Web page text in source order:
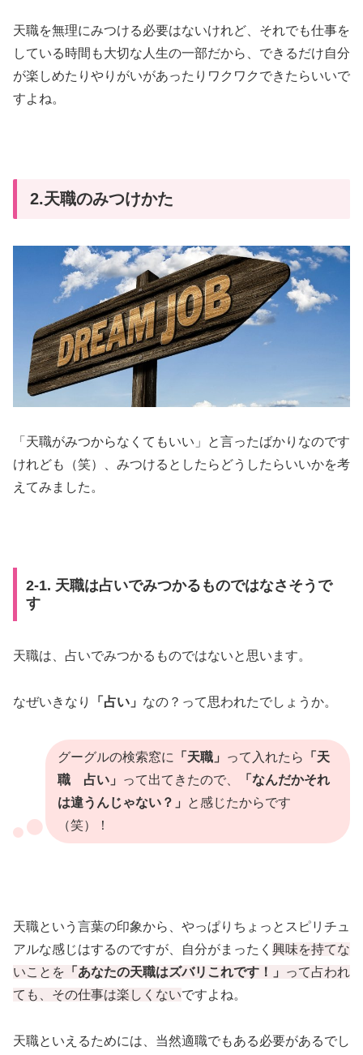
天職を無理にみつける必要はないけれど、それでも仕事を
している時間も大切な人生の一部だから、できるだけ自分
が楽しめたりやりがいがあったりワクワクできたらいいで
すよね。
2.天職のみつけかた
「天職がみつからなくてもいい」と言ったばかりなのです
けれども（笑）、みつけるとしたらどうしたらいいかを考
えてみました。
2-1. 天職は占いでみつかるものではなさそうで
す
天職は、占いでみつかるものではないと思います。
なぜいきなり 「占い」 なの？って思われたでしょうか。
グーグルの検索窓に 「天職」 って入れたら
「天
職 占い」
って出てきたので、
「なんだかそれ
は違うんじゃない？」
と感じたからです
（笑）！
天職という言葉の印象から、やっぱりちょっとスピリチュ
アルな感じはするのですが、自分がまったく 興味を持てな
いことを 「あなたの天職はズバリこれです！」
って占われ
ても、その仕事は楽しくないですよね。
天職といえるためには、当然適職でもある必要があるでし